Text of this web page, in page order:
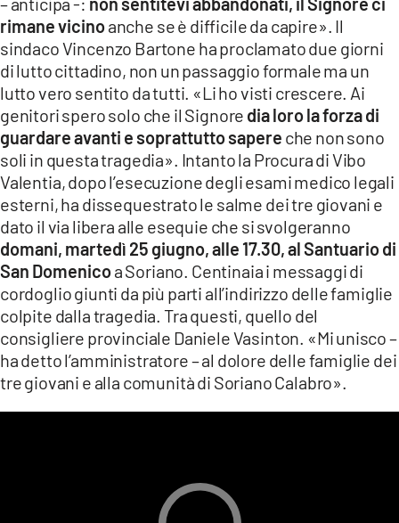
rimane vicinoanche se è difficile da capire». Il
sindaco Vincenzo Bartone ha proclamato due giorni
di lutto cittadino, non un passaggio formale ma un
lutto vero sentito da tutti. «Li ho visti crescere. Ai
genitori spero solo che il Signore dia loro la forza di
guardare avanti e soprattutto sapere che non sono
soli in questa tragedia». Intanto la Procura di Vibo
Valentia, dopo l’esecuzione degli esami medico legali
esterni, ha dissequestrato le salme dei tre giovani e
dato il via libera alle esequie che si svolgeranno
domani, martedì 25 giugno, alle 17.30, al Santuario di
San Domenicoa Soriano. Centinaia i messaggi di
cordoglio giunti da più parti all’indirizzo delle famiglie
colpite dalla tragedia. Tra questi, quello del
consigliere provinciale Daniele Vasinton. «Mi unisco –
ha detto l’amministratore – al dolore delle famiglie dei
tre giovani e alla comunità di Soriano Calabro».